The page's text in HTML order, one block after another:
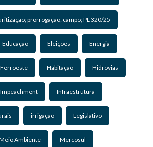
prorrogação; campo; PL 320/25
Educação Eleições Energia
Ferroeste Habitação Hidrovias
Impeachment Infraestrutura
irrigação Legislativo
Meio Ambiente Mercosul